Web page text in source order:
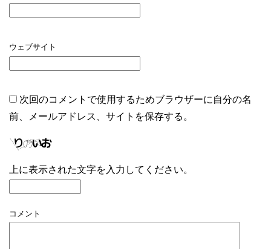
ウェブサイト
次回のコメントで使用するためブラウザーに自分の名
前、メールアドレス、サイトを保存する。
上に表示された文字を入力してください。
コメント